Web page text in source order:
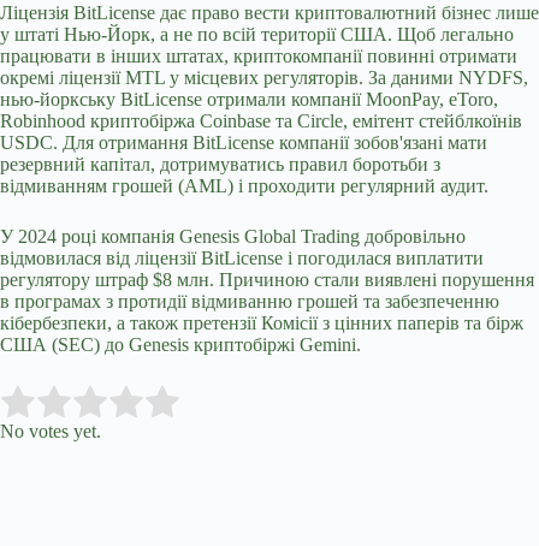
Ліцензія BitLicense дає право вести криптовалютний бізнес лише
у штаті Нью-Йорк, а не по всій території США. Щоб легально
працювати в інших штатах, криптокомпанії повинні отримати
окремі ліцензії MTL у місцевих регуляторів. За даними NYDFS,
нью-йоркську BitLicense отримали компанії MoonPay, eToro,
Robinhood криптобіржа Coinbase та Circle, емітент стейблкоїнів
USDC. Для отримання BitLicense компанії зобов'язані мати
резервний капітал, дотримуватись правил боротьби з
відмиванням грошей (AML) і проходити регулярний аудит.
У 2024 році компанія Genesis Global Trading добровільно
відмовилася від ліцензії BitLicense і погодилася виплатити
регулятору штраф $8 млн. Причиною стали виявлені порушення
в програмах з протидії відмиванню грошей та забезпеченню
кібербезпеки, а також претензії Комісії з цінних паперів та бірж
США (SEC) до Genesis криптобіржі Gemini.
Rate this item:
No votes yet.